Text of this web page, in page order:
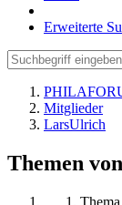
Erweiterte
Mitglieder
LarsUlrich
Themen
Thema